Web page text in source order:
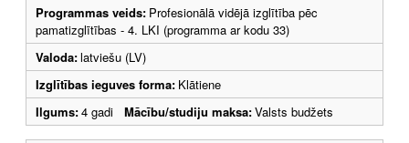
Programmas veids: Profesionālā vidējā izglītība pēc
pamatizglītības - 4. LKI (programma ar kodu 33)
Valoda:latviešu (LV)
Izglītības ieguves forma: Klātiene
Ilgums:4 gadi Mācību/studiju maksa:Valsts budžets